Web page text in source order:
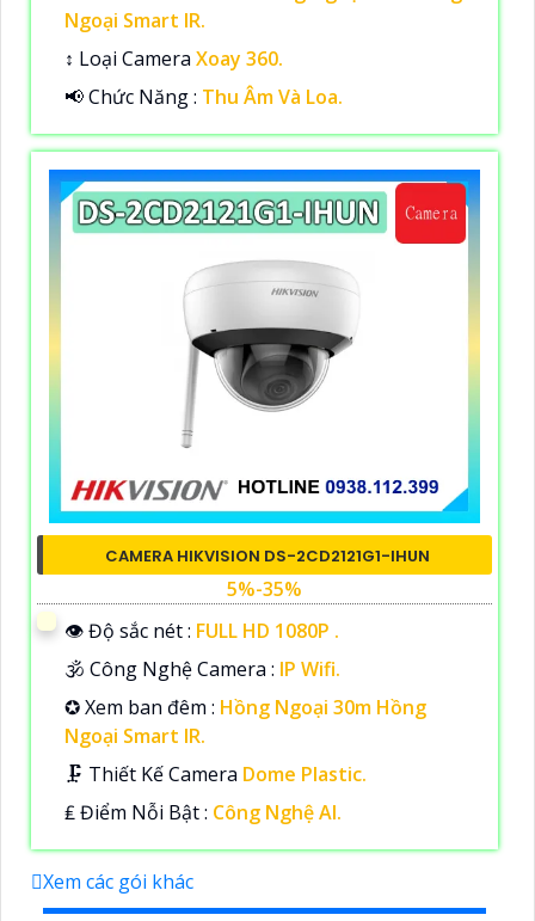
Ngoại Smart IR.
↕️ Loại CameraXoay 360.
️📢 Chức Năng : Thu Âm Và Loa.
CAMERA HIKVISION DS-2CD2121G1-IHUN
5%-35%
👁 Độ sắc nét : FULL HD 1080P .
🕉️ Công Nghệ Camera : IP Wifi.
✪ Xem ban đêm : Hồng Ngoại 30m Hồng
Ngoại Smart IR.
🗜️ Thiết Kế Camera Dome Plastic.
️₤ Điểm Nỗi Bật : Công Nghệ AI.
Xem các gói khác